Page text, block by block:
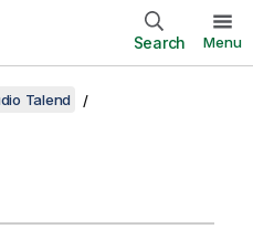
Search Menu
Talend